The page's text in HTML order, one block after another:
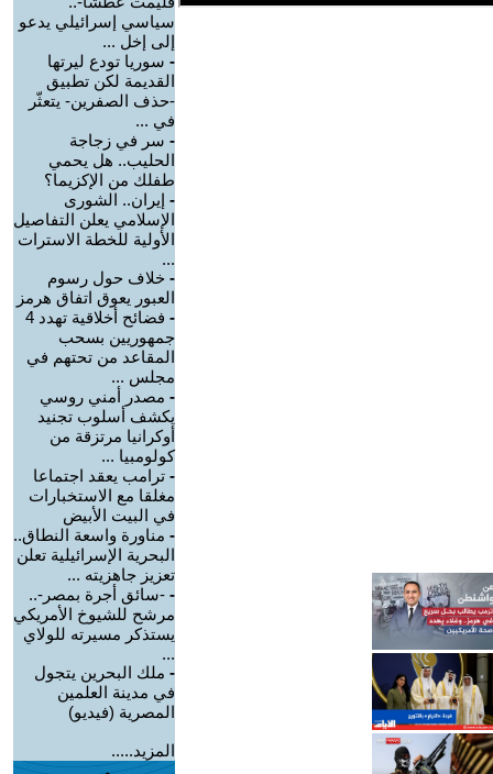
سياسي إسرائيلي يدعو
إلى إخل ...
- سوريا تودع ليرتها
القديمة لكن تطبيق
-حذف الصفرين- يتعثّر
في ...
- سر في زجاجة
الحليب.. هل يحمي
طفلك من الإكزيما؟
- إيران.. الشورى
الإسلامي يعلن التفاصيل
الأولية للخطة الاسترات
...
- خلاف حول رسوم
العبور يعوق اتفاق هرمز
-
فضائح أخلاقية تهدد 4
جمهوريين بسحب
المقاعد من تحتهم في
مجلس ...
- مصدر أمني روسي
يكشف أسلوب تجنيد
أوكرانيا مرتزقة من
كولومبيا ...
- ترامب يعقد اجتماعا
مغلقا مع الاستخبارات
في البيت الأبيض
- مناورة واسعة النطاق..
البحرية الإسرائيلية تعلن
تعزيز جاهزيته ...
- -سائق أجرة بمصر-..
مرشح للشيوخ الأمريكي
يستذكر مسيرته للولاي
...
- ملك البحرين يتجول
في مدينة العلمين
المصرية (فيديو)
المزيد.....